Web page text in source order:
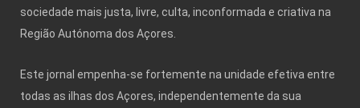
sociedade mais justa, livre, culta, inconformada e criativa na
Região Autónoma dos Açores.
Este jornal empenha-se fortemente na unidade efetiva entre
todas as ilhas dos Açores, independentemente da sua